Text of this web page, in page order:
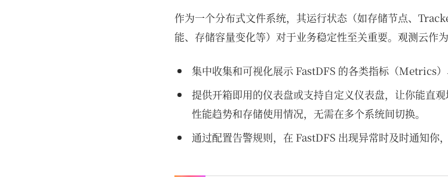
作为一个分布式文件系统，其运行状态（如存储节点、
能、存储容量变化等）对于业务稳定性至关重要。观测云作
集中收集和可视化展示 FastDFS 的各类指标（Metrics）
提供开箱即用的仪表盘或支持自定义仪表盘，让你能直观
性能趋势和存储使用情况，无需在多个系统间切换。
通过配置告警规则，在 FastDFS 出现异常时及时通知你